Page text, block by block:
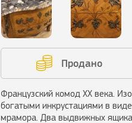
Продано
Французский комод XX века.
богатыми инкрустациями в
мрамора. Два выдвижных